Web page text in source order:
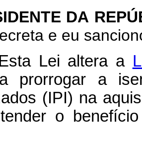
DA
e eu
Lei altera a
prorrogar a
(IPI) na
o